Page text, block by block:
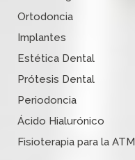
Ortodoncia
Implantes
Estética Dental
Prótesis Dental
Periodoncia
Ácido Hialurónico
Fisioterapia para la ATM